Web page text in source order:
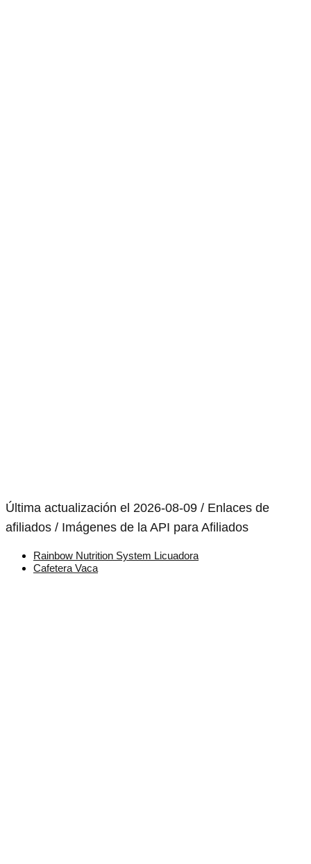
Última actualización el 2026-08-09 / Enlaces de
afiliados / Imágenes de la API para Afiliados
Rainbow Nutrition System Licuadora
Cafetera Vaca